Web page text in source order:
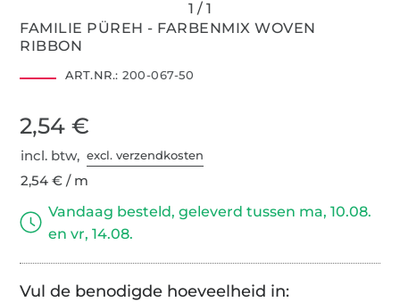
FAMILIE PÜREH - FARBENMIX WOVEN
RIBBON
ART.NR.: 200-067-50
2,54 €
incl. btw,excl. verzendkosten
2,54 € / m
Vandaag besteld, geleverd tussen ma, 10.08.
en vr, 14.08.
Vul de benodigde hoeveelheid in: